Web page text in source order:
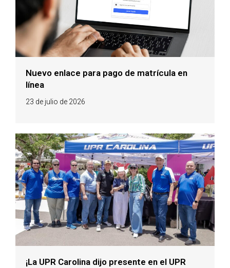
Nuevo enlace para pago de matrícula en
línea
23 de julio de 2026
¡La UPR Carolina dijo presente en el UPR